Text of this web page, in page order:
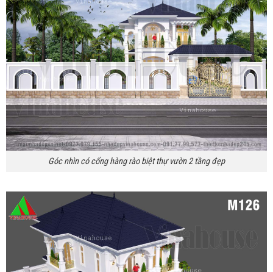
Góc nhìn có cổng hàng rào biệt thự vườn 2 tầng đẹp